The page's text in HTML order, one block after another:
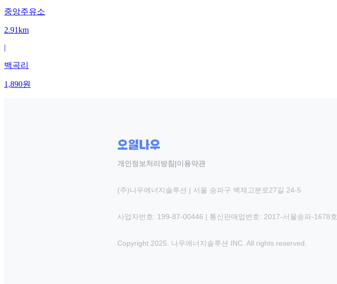
중앙주유소
2.91km
|
백곡리
1,890원
개인정보처리방침 |이용약관
(주)나우에너지솔루션 | 서울 송파구 백제고분로27길 24-5
사업자번호: 199-87-00446 | 통신판매업번호: 2017-서울송파-1678호
Copyright 2025. 나우에너지솔루션 INC. All rights reserved.